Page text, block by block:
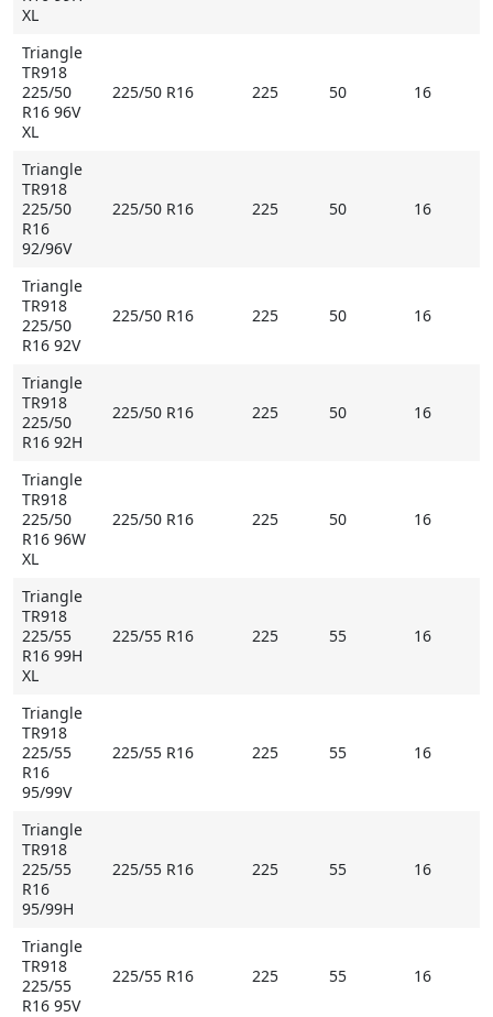
XL
Triangle
TR918
225/50
R16 96V
XL
225/50 R16 225 50 16
Triangle
TR918
225/50
R16
92/96V
225/50 R16 225 50 16
Triangle
TR918
225/50
R16 92V
225/50 R16 225 50 16
Triangle
TR918
225/50
R16 92H
225/50 R16 225 50 16
Triangle
TR918
225/50
R16 96W
XL
225/50 R16 225 50 16
Triangle
TR918
225/55
R16 99H
XL
225/55 R16 225 55 16
Triangle
TR918
225/55
R16
95/99V
225/55 R16 225 55 16
Triangle
TR918
225/55
R16
95/99H
225/55 R16 225 55 16
Triangle
TR918
225/55
R16 95V
225/55 R16 225 55 16